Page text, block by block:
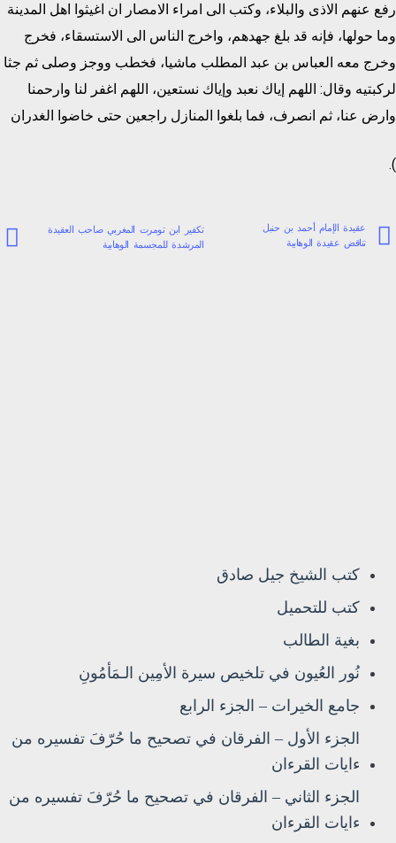
رفع عنهم الاذى والبلاء، وكتب الى امراء الامصار ان اغيثوا اهل المدينة
وما حولها، فإنه قد بلغ جهدهم، واخرج الناس الى الاستسقاء، فخرج
وخرج معه العباس بن عبد المطلب ماشيا، فخطب ووجز وصلى ثم جثا
لركبتيه وقال: اللهم إياك نعبد وإياك نستعين، اللهم اغفر لنا وارحمنا
وارض عنا، ثم انصرف، فما بلغوا المنازل راجعين حتى خاضوا الغدران
).
عقيدة الإمام أحمد بن حنبل
تناقض عقيدة الوهابية
تكفير ابن تومرت المغربي صاحب العقيدة
المرشدة للمجسمة الوهابية
كتب الشيخ جيل صادق
كتب للتحميل
بغية الطالب
نُور العُيون في تلخيص سيرة الأمِين الـمَأمُونِ
جامع الخيرات – الجزء الرابع
الجزء الأول – الفرقان في تصحيح ما حُرّفَ تفسيره من
ءايات القرءان
الجزء الثاني – الفرقان في تصحيح ما حُرّفَ تفسيره من
ءايات القرءان